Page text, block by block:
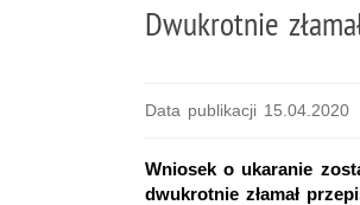
Dwukrotnie
Data publikacji 15.04.2020
Wniosek o ukaranie
dwukrotnie złamał